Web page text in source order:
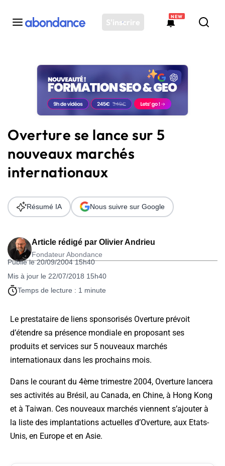
S'inscrire
NEW
Toutes les actus
Actus SEO
Plateforme
Solutions
Ressources
Audit SEO
Overture se lance sur 5
nouveaux marchés
internationaux
Article rédigé par Olivier Andrieu
Fondateur Abondance
Publié le 20/09/2004 15h40
Mis à jour le 22/07/2018 15h40
Temps de lecture : 1 minute
Résumé IA Nous suivre sur Google
Le prestataire de liens sponsorisés Overture prévoit
d’étendre sa présence mondiale en proposant ses
produits et services sur 5 nouveaux marchés
internationaux dans les prochains mois.
Dans le courant du 4ème trimestre 2004, Overture lancera
ses activités au Brésil, au Canada, en Chine, à Hong Kong
et à Taiwan. Ces nouveaux marchés viennent s’ajouter à
la liste des implantations actuelles d’Overture, aux Etats-
Unis, en Europe et en Asie.